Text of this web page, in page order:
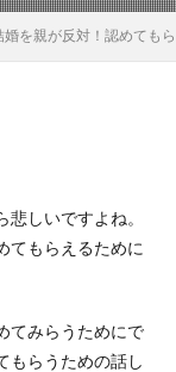
婚を親が反対！認めても
しいですよね。
てもらえるために
てみらうためにで
もらうための話し